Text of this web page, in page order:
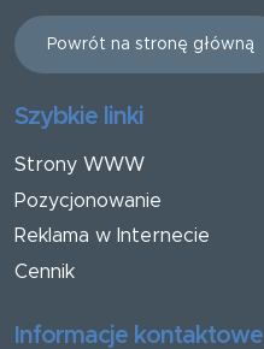
Powrót na stronę główną
Szybkie linki
Strony WWW
Pozycjonowanie
Reklama w Internecie
Cennik
Informacje kontaktowe